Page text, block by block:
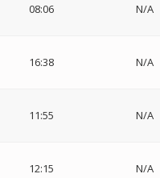
08:06 N/A
16:38 N/A
11:55 N/A
12:15 N/A